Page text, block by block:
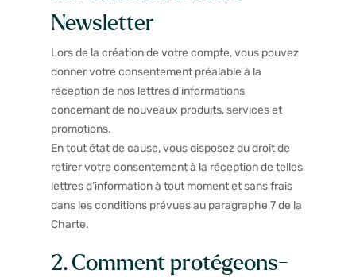
Newsletter
Lors de la création de votre compte, vous pouvez
donner votre consentement préalable à la
réception de nos lettres d’informations
concernant de nouveaux produits, services et
promotions.
En tout état de cause, vous disposez du droit de
retirer votre consentement à la réception de telles
lettres d’information à tout moment et sans frais
dans les conditions prévues au paragraphe 7 de la
Charte.
2. Comment protégeons-